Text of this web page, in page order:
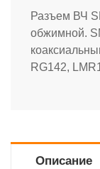
Разъем ВЧ
обжимной.
RG142,
Описание